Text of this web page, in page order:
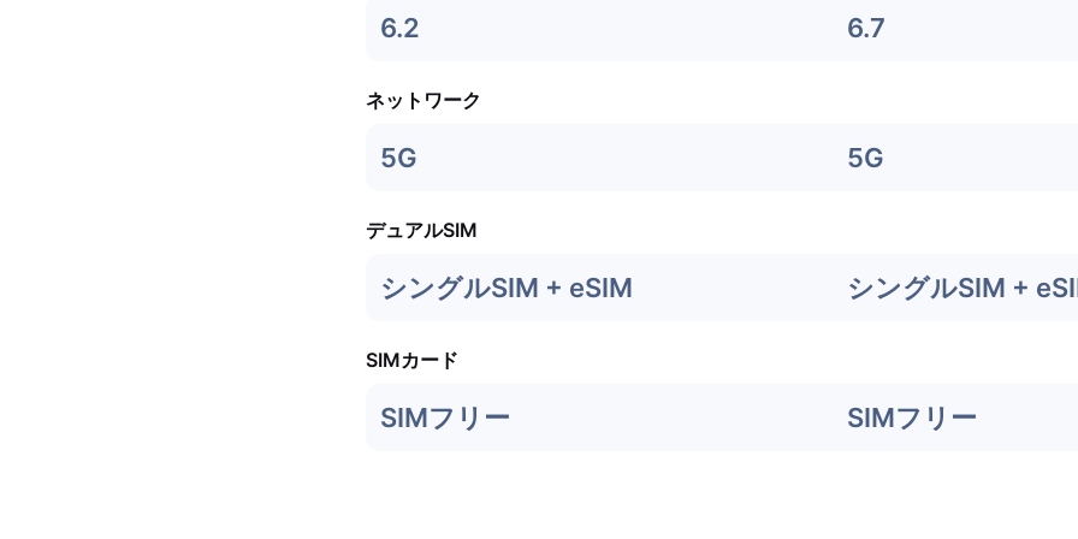
6.2 6.7
ネットワーク
5G 5G
デュアルSIM
シングルSIM + eSIM シングルSIM +
SIMカード
SIMフリー SIMフリー